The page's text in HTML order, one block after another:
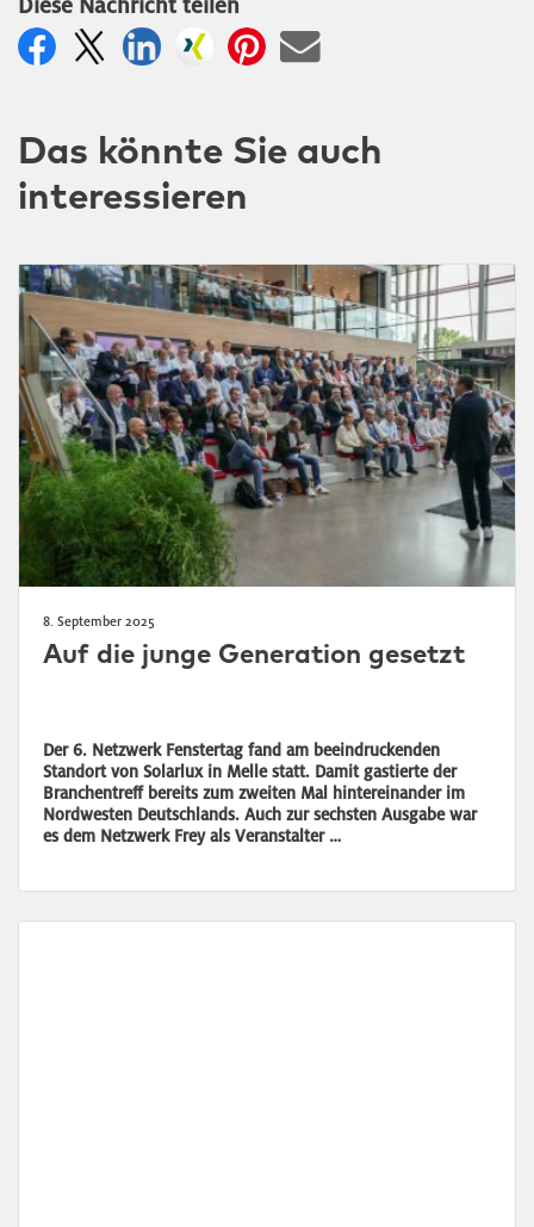
Diese Nachricht teilen
Das könnte Sie auch
interessieren
8. September 2025
Auf die junge Generation gesetzt
Der 6. Netzwerk Fenstertag fand am beeindruckenden
Standort von Solarlux in Melle statt. Damit gastierte der
Branchentreff bereits zum zweiten Mal hintereinander im
Nordwesten Deutschlands. Auch zur sechsten Ausgabe war
es dem Netzwerk Frey als Veranstalter …